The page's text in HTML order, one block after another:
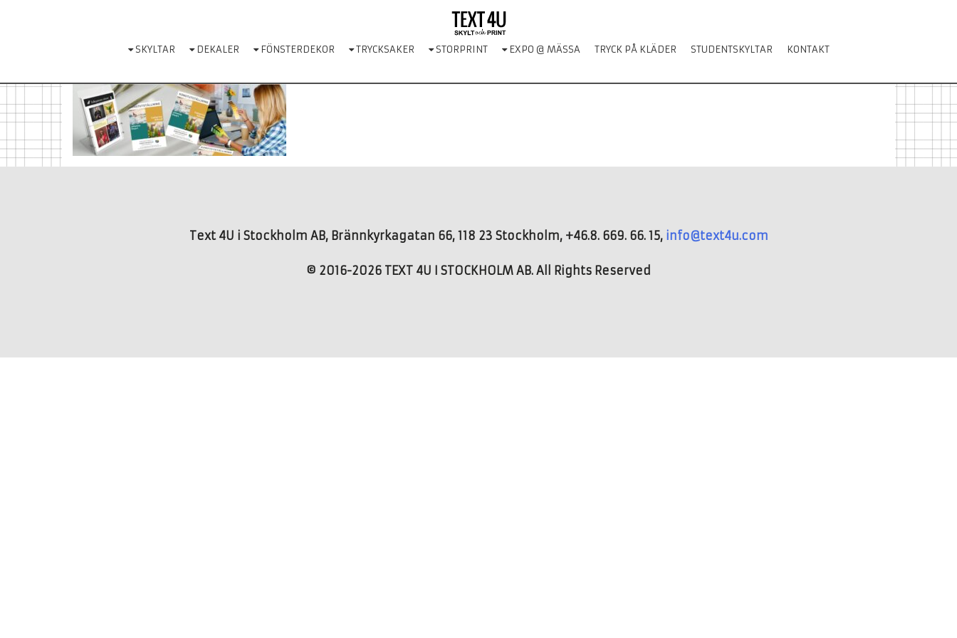
SKYLTAR DEKALER FÖNSTERDEKOR TRYCKSAKER STORPRINT EXPO @ MÄSSA TRYCK PÅ KLÄDER STUDENTSKYLTAR KONTAKT
Text 4U i Stockholm AB, Brännkyrkagatan 66, 118 23 Stockholm, +46.8. 669. 66. 15, info@text4u.com
© 2016-2026 TEXT 4U I STOCKHOLM AB. All Rights Reserved